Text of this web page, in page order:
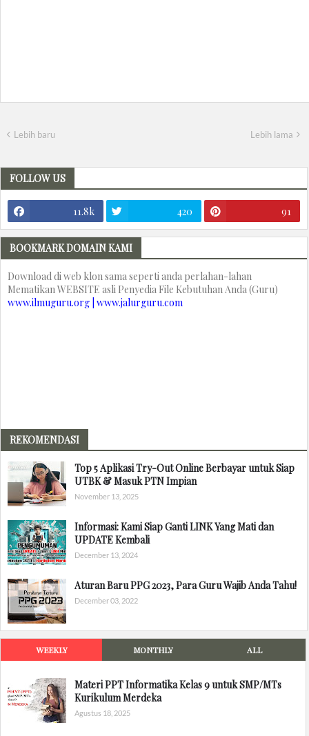
Lebih baru Lebih lama
FOLLOW US
11.8k 420 91
BOOKMARK DOMAIN KAMI
Download di web klon sama seperti anda perlahan-lahan
Mematikan WEBSITE asli Penyedia File Kebutuhan Anda (Guru)
www.ilmuguru.org | www.jalurguru.com
REKOMENDASI
Top 5 Aplikasi Try-Out Online Berbayar untuk Siap
UTBK & Masuk PTN Impian
November 13, 2025
Informasi: Kami Siap Ganti LINK Yang Mati dan
UPDATE Kembali
December 13, 2024
Aturan Baru PPG 2023, Para Guru Wajib Anda Tahu!
December 03, 2022
WEEKLY MONTHLY ALL
Materi PPT Informatika Kelas 9 untuk SMP/MTs
Kurikulum Merdeka
Agustus 18, 2025